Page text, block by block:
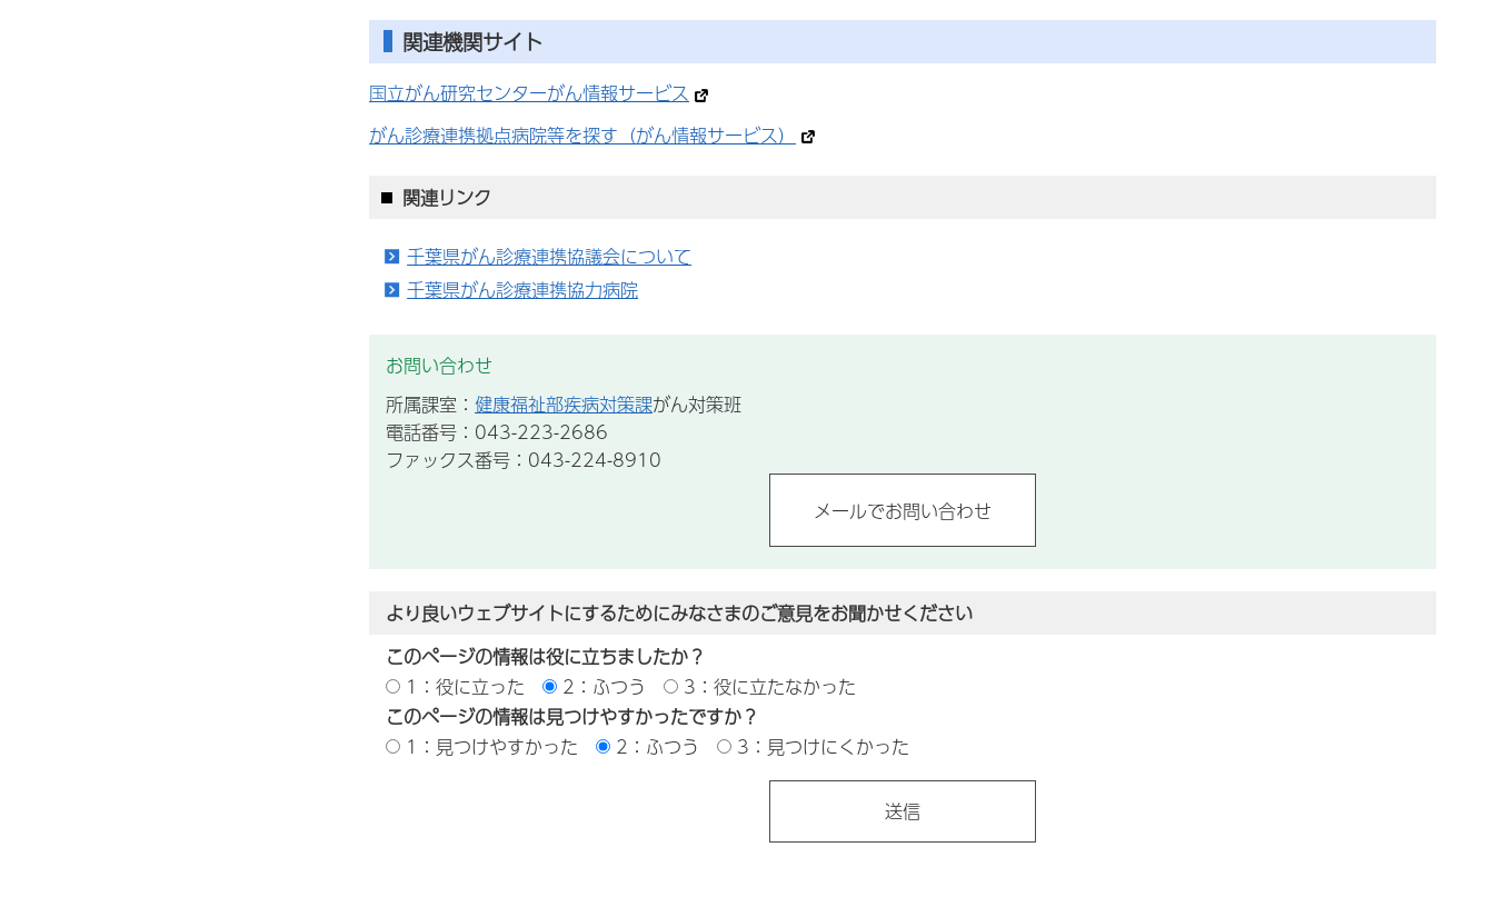
関連機関サイト
国立がん研究センターがん情報サービス
がん診療連携拠点病院等を探す（がん情報サービス）
関連リンク
千葉県がん診療連携協議会について
千葉県がん診療連携協力病院
お問い合わせ
所属課室： 健康福祉部疾病対策課がん対策班
電話番号：043-223-2686
ファックス番号：043-224-8910
より良いウェブサイトにするためにみなさまのご意見をお聞かせください
このページの情報は役に立ちましたか？
1：役に立った
2：ふつう
3：役に立たなかった
このページの情報は見つけやすかったですか？
1：見つけやすかった
2：ふつう 3：見つけにくかった